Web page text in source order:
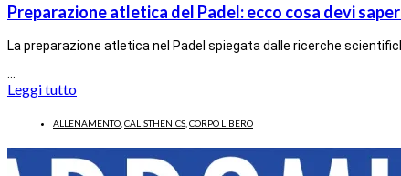
Preparazione atletica del Padel: ecco cosa devi
La preparazione atletica nel Padel spiegata dalle ricerche
Leggi tutto
ALLENAMENTO CALISTHENICS CORPO LIBERO